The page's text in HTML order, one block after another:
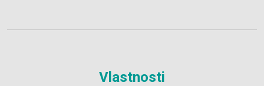
Vlastnosti